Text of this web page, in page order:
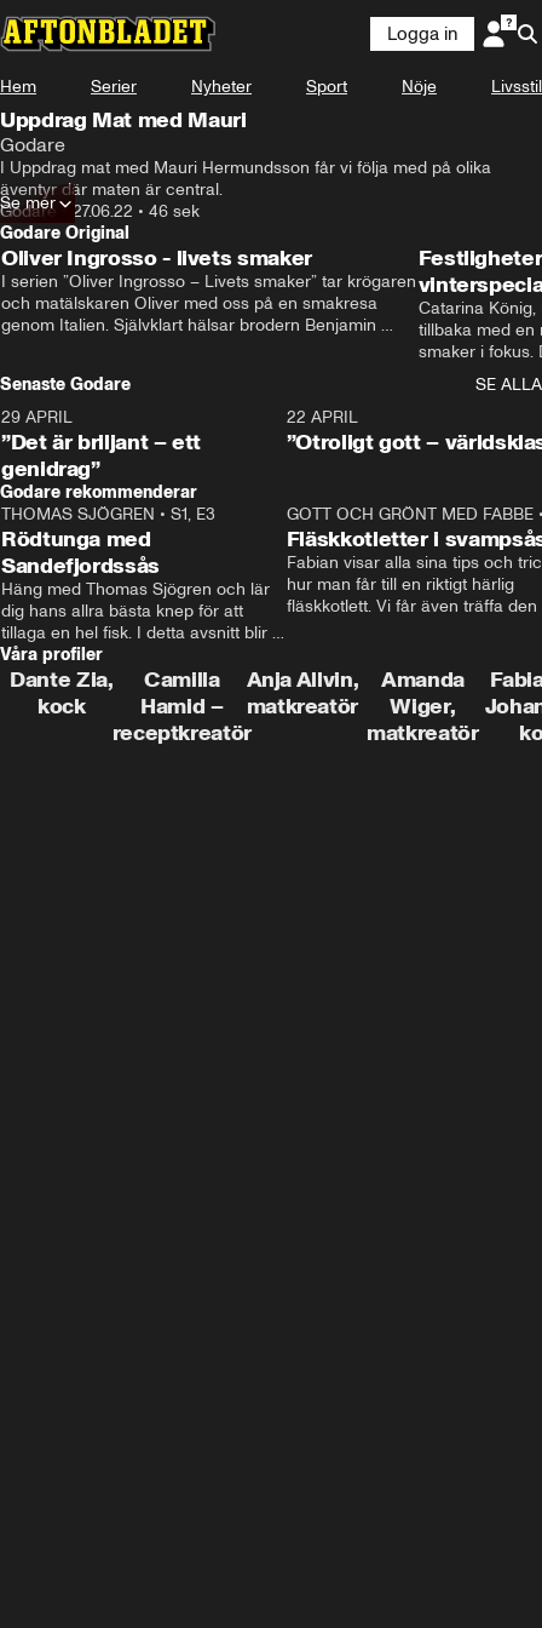
Logga in
Hem Serier Nyheter Sport Nöje Livsstil
Uppdrag Mat med Mauri
Godare
I Uppdrag mat med Mauri Hermundsson får vi följa med på olika
äventyr där maten är central.
Godare • 27.06.22 • 46 sek
Se mer
Godare Original
Oliver Ingrosso - livets smaker
I serien ”Oliver Ingrosso – Livets smaker” tar krögaren
och matälskaren Oliver med oss på en smakresa
genom Italien. Självklart hälsar brodern Benjamin
Catarina
tillbaka med en
smaker i fokus.
julfavoriter
Senaste Godare
SE ALLA
29 APRIL
”Det är briljant – ett
genidrag”
22 APRIL
”Otroligt gott –
Godare rekommenderar
THOMAS SJÖGREN • S1, E3
Rödtunga med
Sandefjordssås
Häng med Thomas Sjögren och lär
dig hans allra bästa knep för att
tillaga en hel fisk. I detta avsnitt blir
de helstekt rödtunga med
sandefjordssås och en magisk sallad
på pepparrot och äpple.
GOTT OCH GRÖNT MED FABBE
Fläskkotletter i
Fabian visar alla sina tips och
hur man får till en riktigt härlig
fläskkotlett. Vi får även träffa den
grisbonde på Gotland.
Våra profiler
Dante Zia,
kock
Camilla
Hamid –
receptkreatör
Anja Allvin,
matkreatör
Amanda
Wiger,
matkreatör